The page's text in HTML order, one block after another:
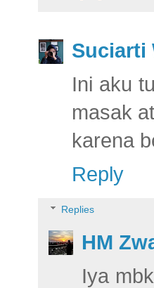
Suciarti
Ini aku
masak
karena
Reply
Replies
HM
Iya